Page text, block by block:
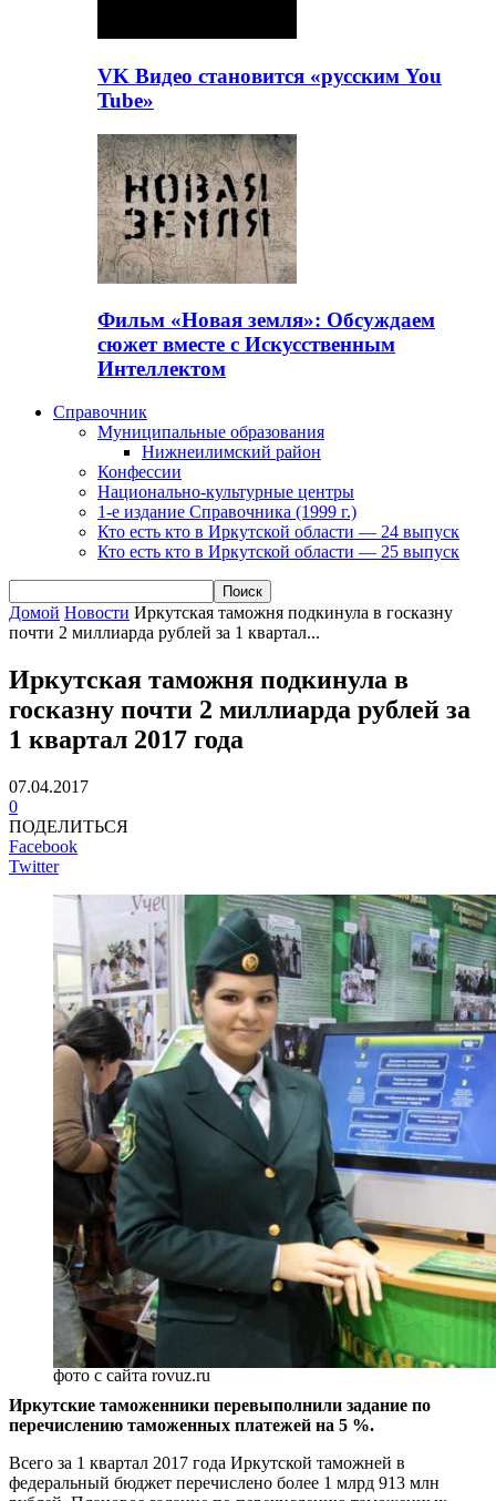
VK Видео становится «русским You
Tube»
Фильм «Новая земля»: Обсуждаем
сюжет вместе с Искусственным
Интеллектом
Справочник
Муниципальные образования
Нижнеилимский район
Конфессии
Национально-культурные центры
1-е издание Справочника (1999 г.)
Кто есть кто в Иркутской области — 24 выпуск
Кто есть кто в Иркутской области — 25 выпуск
Домой Новости Иркутская таможня подкинула в госказну
почти 2 миллиарда рублей за 1 квартал...
Иркутская таможня подкинула в
госказну почти 2 миллиарда рублей за
1 квартал 2017 года
07.04.2017
0
ПОДЕЛИТЬСЯ
Facebook
Twitter
фото с сайта rovuz.ru
Иркутские таможенники перевыполнили задание по
перечислению таможенных платежей на 5 %.
Всего за 1 квартал 2017 года Иркутской таможней в
федеральный бюджет перечислено более 1 млрд 913 млн